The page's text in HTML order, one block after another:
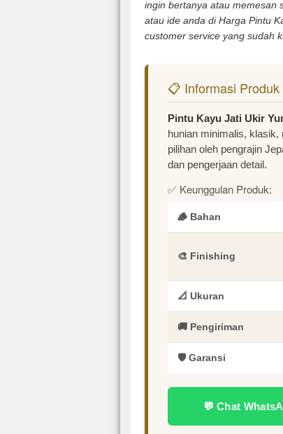
ingin bertanya atau memesan
atau ide anda di Harga Pintu
customer service yang sudah
📋 Informasi Produk
Pintu Kayu Jati Ukir
hunian minimalis,
pilihan oleh pengrajin
dan pengerjaan detail.
✅ Keunggulan Produk:
🪵 Bahan
🎨 Finishing
📐 Ukuran
🚚 Pengiriman
🛡️ Garansi
💬 Chat